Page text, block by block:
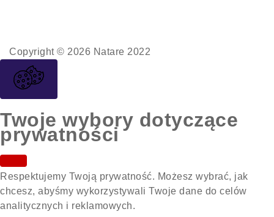
Copyright © 2026 Natare 2022
Twoje wybory dotyczące
prywatności
Respektujemy Twoją prywatność. Możesz wybrać, jak
chcesz, abyśmy wykorzystywali Twoje dane do celów
analitycznych i reklamowych.